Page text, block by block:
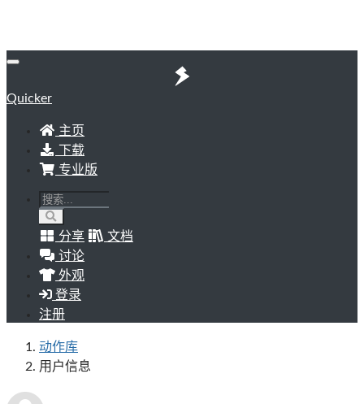
Quicker
主页
下载
专业版
分享
文档
讨论
外观
登录
注册
动作库
用户信息